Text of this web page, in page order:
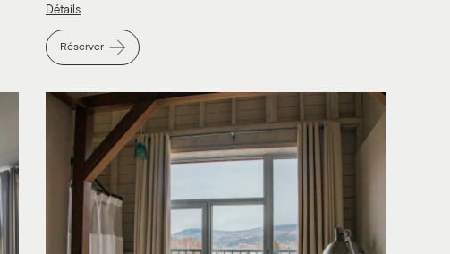
Détails
Réserver